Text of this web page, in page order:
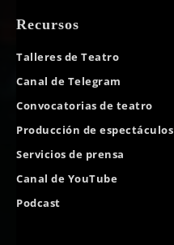
Recursos
Talleres de Teatro
Canal de Telegram
Convocatorias de teatro
Producción de espectáculos
Servicios de prensa
Canal de YouTube
Podcast